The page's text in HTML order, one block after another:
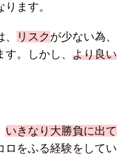
ります。
リスクが少ない為、
。しかし、 より良い
いきなり大勝負に出て
ロをふる経験をしてい